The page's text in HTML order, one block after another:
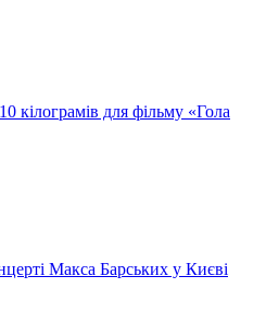
кілограмів для фільму «Гола
Макса Барських у Києві